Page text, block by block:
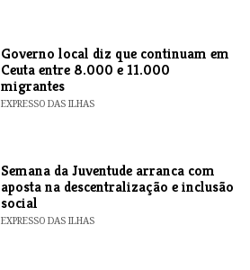
​Governo local diz que continuam em
Ceuta entre 8.000 e 11.000
migrantes
EXPRESSO DAS ILHAS
Semana da Juventude arranca com
aposta na descentralização e inclusão
social
EXPRESSO DAS ILHAS